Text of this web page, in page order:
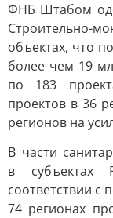
ФНБ Штабом
Строительно-
объектах, что
более чем 19
по 183
проектов в 36
регионов на
В части
в субъектах
соответствии с
74 регионах